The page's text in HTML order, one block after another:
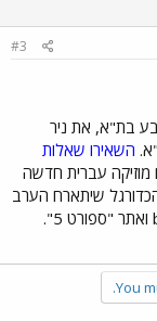
#3
הטבע בת"א, את ניר
השאירו שאלות
מוזיקה עברית חדשה
שיתארח הערב
You